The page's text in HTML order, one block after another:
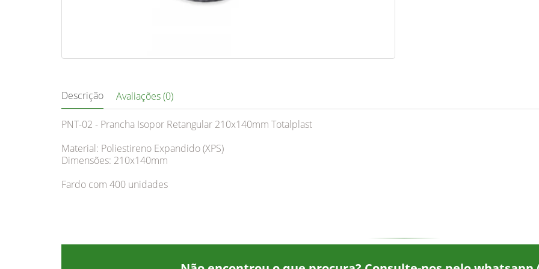
Descrição Avaliações (0)
PNT-02 - Prancha Isopor Retangular 210x140mm Totalplast
Material: Poliestireno Expandido (XPS)
Dimensões: 210x140mm
Fardo com 400 unidades